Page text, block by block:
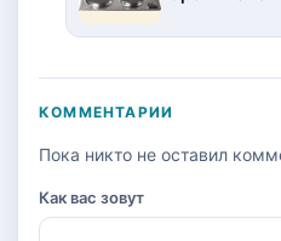
КОММЕНТАРИИ
Пока никто не оставил
Как вас зовут